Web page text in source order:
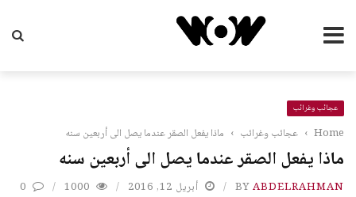
عجائب وغرائب
Home
› عجائب وغرائب › ماذا يفعل الصقر عندما يصل الى أربعين سنه
ماذا يفعل الصقر عندما يصل الى أربعين سنه
BYABDELRAHMAN أبريل 12, 2016 1000
0